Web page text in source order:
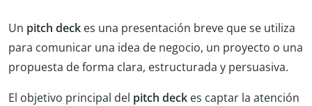
Un pitch deck es una presentación breve que se utiliza
para comunicar una idea de negocio, un proyecto o una
propuesta de forma clara, estructurada y persuasiva.
El objetivo principal del pitch deck es captar la atención